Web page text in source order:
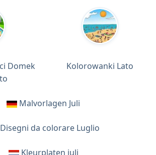
Domek
Kolorowanki Lato
Malvorlagen Juli
Disegni da colorare Luglio
Kleurplaten juli